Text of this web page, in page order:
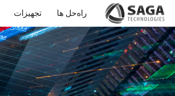
راه‌حل‌ ها تجهیزات